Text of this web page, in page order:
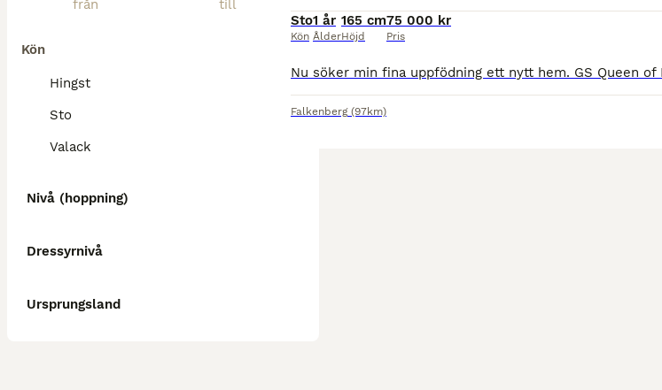
Kön
Hingst
Sto
Valack
Nivå (hoppning)
Dressyrnivå
Ursprungsland
Sto
Kön
1 år
Ålder
165 cm
Höjd
75 000 kr
Pris
Falkenberg (97km)